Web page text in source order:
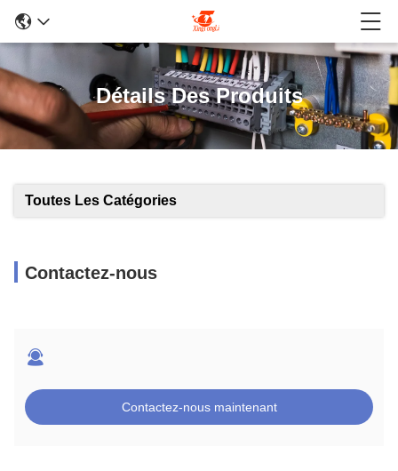
Détails Des Produits
Toutes Les Catégories
Contactez-nous
Contactez-nous maintenant